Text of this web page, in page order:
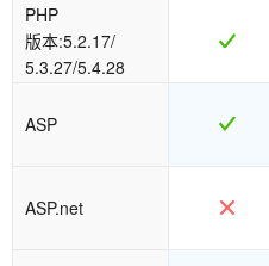
PHP
版本:5.2.17/
5.3.27/5.4.28
ASP
ASP.net